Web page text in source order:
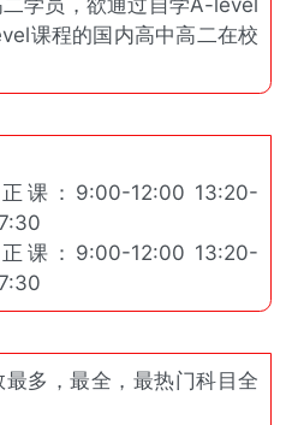
学员，欲通过自学A-level
课程的国内高中高二在校
课：9:00-12:00 13:20-
课：9:00-12:00 13:20-
多，最全，最热门科目全